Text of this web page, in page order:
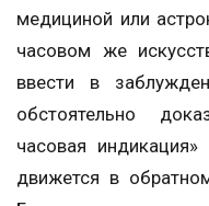
медициной или
часовом же
ввести в
обстоятельно
часовая
движется в